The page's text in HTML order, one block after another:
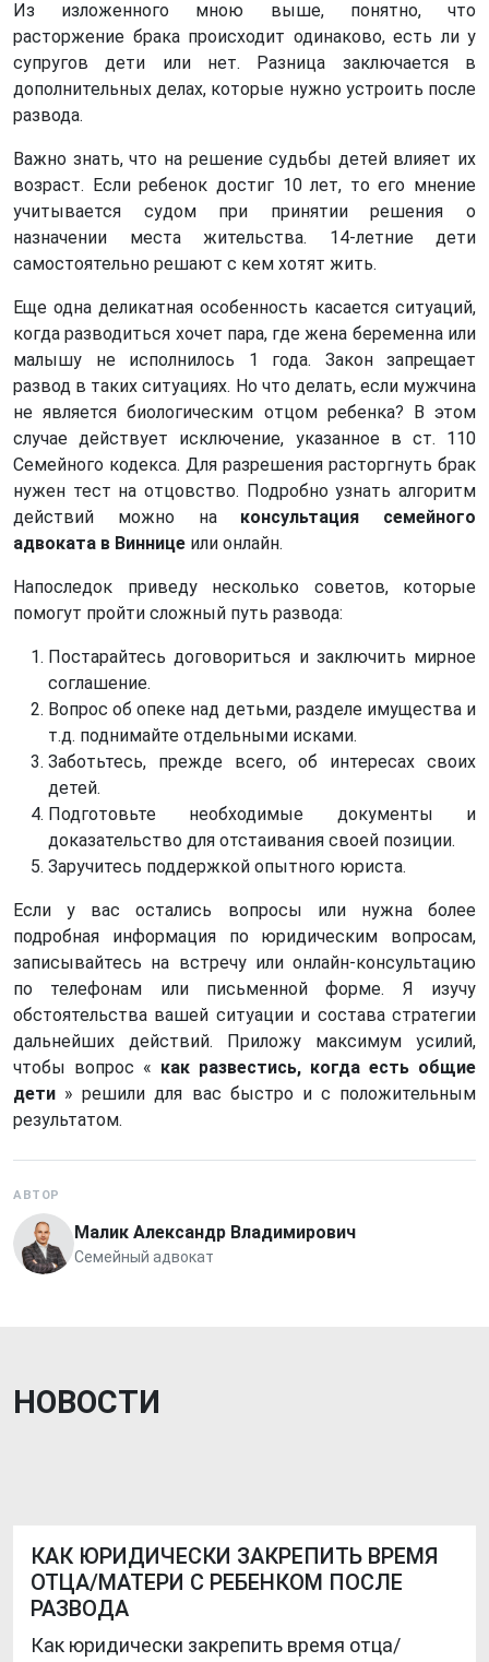
Из изложенного мною выше, понятно, что
расторжение брака происходит одинаково, есть ли у
супругов дети или нет. Разница заключается в
дополнительных делах, которые нужно устроить после
развода.
Важно знать, что на решение судьбы детей влияет их
возраст. Если ребенок достиг 10 лет, то его мнение
учитывается судом при принятии решения о
назначении места жительства. 14-летние дети
самостоятельно решают с кем хотят жить.
Еще одна деликатная особенность касается ситуаций,
когда разводиться хочет пара, где жена беременна или
малышу не исполнилось 1 года. Закон запрещает
развод в таких ситуациях. Но что делать, если мужчина
не является биологическим отцом ребенка? В этом
случае действует исключение, указанное в ст. 110
Семейного кодекса. Для разрешения расторгнуть брак
нужен тест на отцовство. Подробно узнать алгоритм
действий можно на консультация семейного
адвоката в Виннице или онлайн.
Напоследок приведу несколько советов, которые
помогут пройти сложный путь развода:
Постарайтесь договориться и заключить мирное
соглашение.
Вопрос об опеке над детьми, разделе имущества и
т.д. поднимайте отдельными исками.
Заботьтесь, прежде всего, об интересах своих
детей.
Подготовьте необходимые документы и
доказательство для отстаивания своей позиции.
Заручитесь поддержкой опытного юриста.
Если у вас остались вопросы или нужна более
подробная информация по юридическим вопросам,
записывайтесь на встречу или онлайн-консультацию
по телефонам или письменной форме. Я изучу
обстоятельства вашей ситуации и состава стратегии
дальнейших действий. Приложу максимум усилий,
чтобы вопрос « как развестись, когда есть общие
дети » решили для вас быстро и с положительным
результатом.
АВТОР
Малик Александр Владимирович
Семейный адвокат
НОВОСТИ
КАК ЮРИДИЧЕСКИ ЗАКРЕПИТЬ ВРЕМЯ
ОТЦА/МАТЕРИ С РЕБЕНКОМ ПОСЛЕ
РАЗВОДА
Как юридически закрепить время отца/